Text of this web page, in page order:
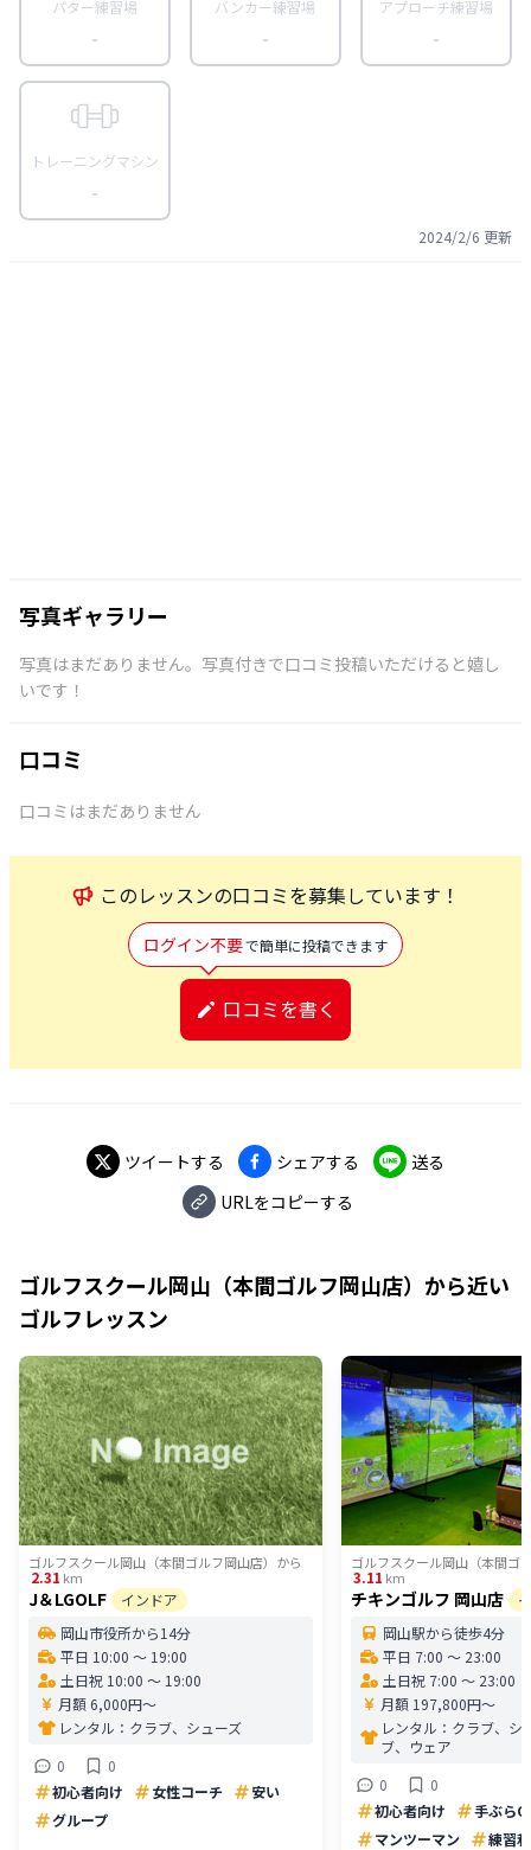
パター練習場
-
バンカー練習場
-
アプローチ練習場
-
トレーニングマシン
-
2024/2/6 更新
写真ギャラリー
写真はまだありません。写真付きで口コミ投稿いただけると嬉し
いです！
口コミ
口コミはまだありません
このレッスンの口コミを募集しています！
ログイン不要で簡単に投稿できます
口コミを書く
ツイートする シェアする
送る
URLをコピーする
ゴルフスクール岡山（本間ゴルフ岡山店） から近い
ゴルフレッスン
ゴルフスクール岡山（本間ゴルフ岡山店） から
2.31 km
J＆LGOLF
インドア
岡山市役所から14分
平日 10:00 〜 19:00
土日祝 10:00 〜 19:00
月額 6,000円〜
レンタル： クラブ、シューズ
0
0
初心者向け
女性コーチ
安い
グループ
ゴルフスクール岡山（本間ゴ
3.11 km
チキンゴルフ 岡山店
岡山駅から徒歩4分
平日 7:00 〜 23:00
土日祝 7:00 〜 23:00
月額 197,800円〜
レンタル： クラブ、シ
ブ、ウェア
0
0
初心者向け
手ぶら
マンツーマン
練習